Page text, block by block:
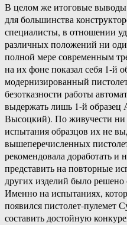
В целом же итоговые
для большинства
специалисты, в отношении
различных положений ни
полной мере современным
на их фоне показал себя 1-й
модернизированный
безотказности работы
выдержать лишь 1-й образец
Высоцкий). По живучести ни
испытания образцов их не
вышеперечисленных
рекомендовала доработать и
представить на повторные
других изделий было решено
Именно на испытаниях,
появился пистолет-пулемет
составить достойную